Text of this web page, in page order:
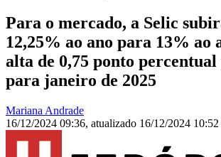
Para o mercado, a Selic
12,25% ao ano para 13%
alta de 0,75 ponto
para janeiro de 2025
Mariana Andrade
16/12/2024 09:36, atualizado 16/12/2024 10:52